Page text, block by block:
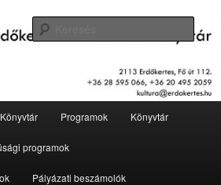
és Könyvtár
Programok Könyvtár
programok
Pályázati beszámolók